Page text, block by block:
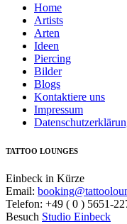
Home
Artists
Arten
Ideen
Piercing
Bilder
Blogs
Kontaktiere uns
Impressum
TATTOO LOUNGES
Einbeck in Kürze
Email:
Telefon: +49 ( 0 ) 5651-
Besuch Studio Einbeck